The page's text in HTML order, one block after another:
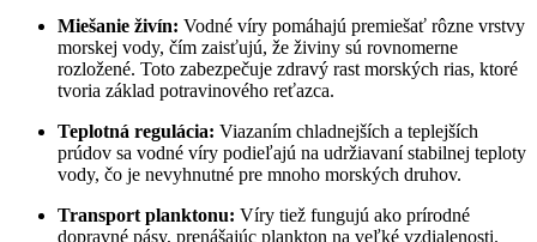
Miešanie živín: Vodné víry pomáhajú premiešať rôzne vrstvy
morskej vody, čím zaisťujú, že živiny sú rovnomerne
rozložené. Toto zabezpečuje zdravý rast morských rias, ktoré
tvoria základ potravinového reťazca.
Teplotná regulácia: Viazaním chladnejších a teplejších
prúdov sa vodné víry podieľajú na udržiavaní stabilnej teploty
vody, čo je nevyhnutné pre mnoho morských druhov.
Transport planktonu: Víry tiež fungujú ako prírodné
dopravné pásy, prenášajúc plankton na veľké vzdialenosti.